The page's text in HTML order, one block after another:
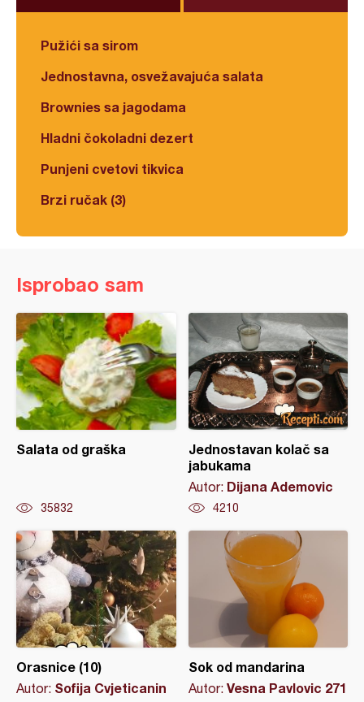
Pužići sa sirom
Jednostavna, osvežavajuća salata
Brownies sa jagodama
Hladni čokoladni dezert
Punjeni cvetovi tikvica
Brzi ručak (3)
Isprobao sam
Salata od graška
35832
Jednostavan kolač sa
jabukama
Autor: Dijana Ademovic
4210
Orasnice (10)
Autor: Sofija Cvjeticanin
Sok od mandarina
Autor: Vesna Pavlovic 271